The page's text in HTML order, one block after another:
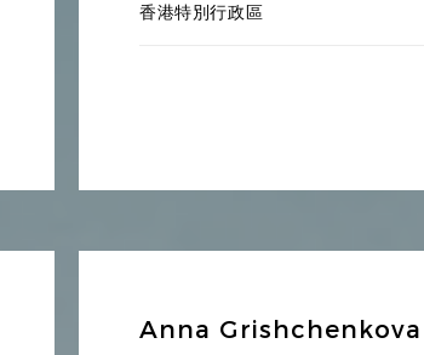
香港特別行政區
Anna Grishchenkova